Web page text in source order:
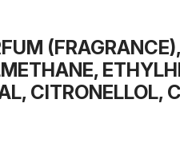
CITRONELLOL,